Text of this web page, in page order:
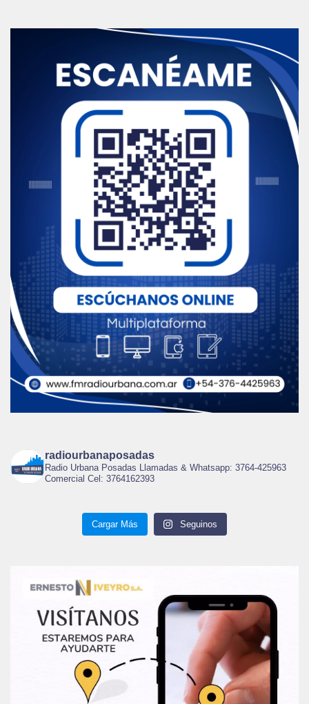
radiourbanaposadas
Radio Urbana Posadas Llamadas & Whatsapp: 3764-425963
Comercial Cel: 3764162393
Cargar Más Seguinos